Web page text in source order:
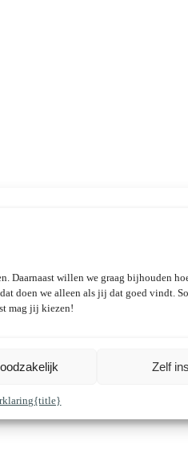
Daarnaast willen we graag bijhouden
doen we alleen als jij dat goed vindt.
mag jij kiezen!
Zelf
{title}